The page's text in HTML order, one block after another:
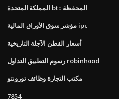
المملكة المتحدة btc المحفظة
مؤشر سوق الأوراق المالية ipc
أسعار القطن الآجلة التاريخية
رسوم التطبيق التداول robinhood
مكتب التجارة وظائف تورونتو
7854